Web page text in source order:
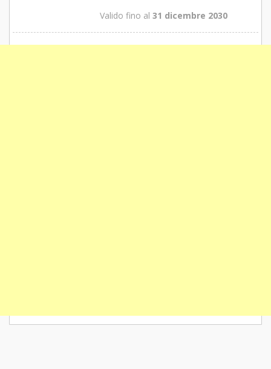
Valido fino al 31 dicembre 2030